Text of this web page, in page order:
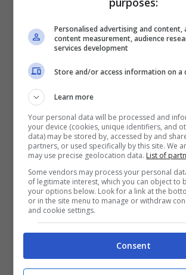
del Castello di
Germania. È circondato dalla
presenta delle torri spendide
colore bianco. I suoi tratti
possono riconoscere in La
Addormentata e Cenerentola.
Personalised advertising and content,
content measurement, audience
services development
Store and/or access information on a
Learn more
Your personal data will be processed and
your device (cookies, unique identifiers, and
data) may be stored by, accessed by and
partners, or used specifically by this site. We
may use precise geolocation data. List of
Some vendors may process your personal
of legitimate interest, which you can object to
your options below. Look for a link at the
or in the site menu to manage or withdraw
and cookie settings.
Consent